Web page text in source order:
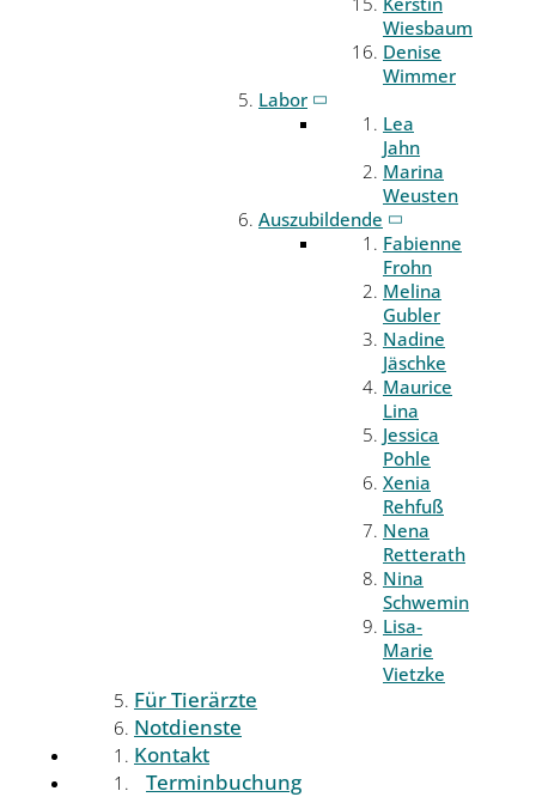
Wiesbaum
Denise
Wimmer
Labor
Lea
Jahn
Marina
Weusten
Auszubildende
Fabienne
Frohn
Melina
Gubler
Nadine
Jäschke
Maurice
Lina
Jessica
Pohle
Xenia
Rehfuß
Nena
Retterath
Nina
Schwemin
Lisa-
Marie
Vietzke
Für Tierärzte
Notdienste
Kontakt
Terminbuchung